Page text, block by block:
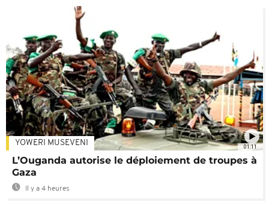
01:11
YOWERI MUSEVENI
L’Ouganda autorise le déploiement de troupes à
Gaza
Il y a 4 heures